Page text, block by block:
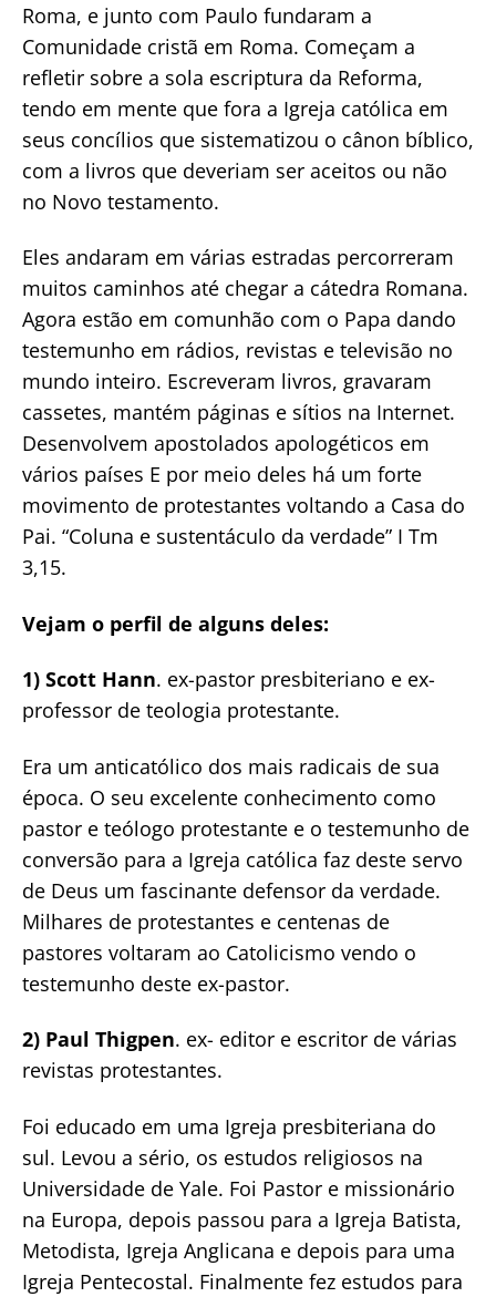
Roma, e junto com Paulo fundaram a
Comunidade cristã em Roma. Começam a
refletir sobre a sola escriptura da Reforma,
tendo em mente que fora a Igreja católica em
seus concílios que sistematizou o cânon bíblico,
com a livros que deveriam ser aceitos ou não
no Novo testamento.
Eles andaram em várias estradas percorreram
muitos caminhos até chegar a cátedra Romana.
Agora estão em comunhão com o Papa dando
testemunho em rádios, revistas e televisão no
mundo inteiro. Escreveram livros, gravaram
cassetes, mantém páginas e sítios na Internet.
Desenvolvem apostolados apologéticos em
vários países E por meio deles há um forte
movimento de protestantes voltando a Casa do
Pai. “Coluna e sustentáculo da verdade” I Tm
3,15.
Vejam o perfil de alguns deles:
1) Scott Hann. ex-pastor presbiteriano e ex-
professor de teologia protestante.
Era um anticatólico dos mais radicais de sua
época. O seu excelente conhecimento como
pastor e teólogo protestante e o testemunho de
conversão para a Igreja católica faz deste servo
de Deus um fascinante defensor da verdade.
Milhares de protestantes e centenas de
pastores voltaram ao Catolicismo vendo o
testemunho deste ex-pastor.
2) Paul Thigpen. ex- editor e escritor de várias
revistas protestantes.
Foi educado em uma Igreja presbiteriana do
sul. Levou a sério, os estudos religiosos na
Universidade de Yale. Foi Pastor e missionário
na Europa, depois passou para a Igreja Batista,
Metodista, Igreja Anglicana e depois para uma
Igreja Pentecostal. Finalmente fez estudos para